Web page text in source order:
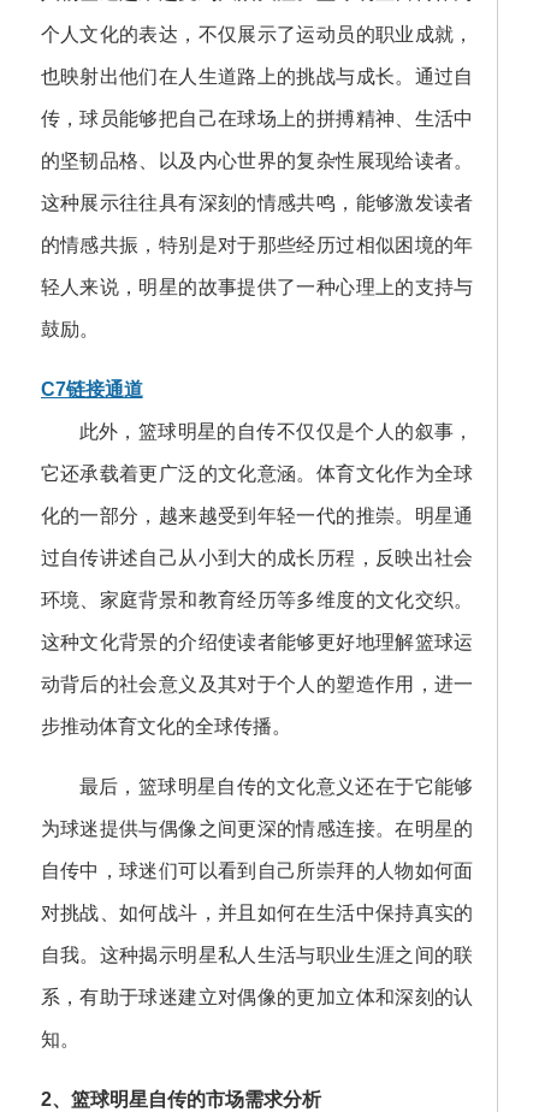
个人文化的表达，不仅展示了运动员的职业成就，
也映射出他们在人生道路上的挑战与成长。通过自
传，球员能够把自己在球场上的拼搏精神、生活中
的坚韧品格、以及内心世界的复杂性展现给读者。
这种展示往往具有深刻的情感共鸣，能够激发读者
的情感共振，特别是对于那些经历过相似困境的年
轻人来说，明星的故事提供了一种心理上的支持与
鼓励。
C7链接通道
此外，篮球明星的自传不仅仅是个人的叙事，
它还承载着更广泛的文化意涵。体育文化作为全球
化的一部分，越来越受到年轻一代的推崇。明星通
过自传讲述自己从小到大的成长历程，反映出社会
环境、家庭背景和教育经历等多维度的文化交织。
这种文化背景的介绍使读者能够更好地理解篮球运
动背后的社会意义及其对于个人的塑造作用，进一
步推动体育文化的全球传播。
最后，篮球明星自传的文化意义还在于它能够
为球迷提供与偶像之间更深的情感连接。在明星的
自传中，球迷们可以看到自己所崇拜的人物如何面
对挑战、如何战斗，并且如何在生活中保持真实的
自我。这种揭示明星私人生活与职业生涯之间的联
系，有助于球迷建立对偶像的更加立体和深刻的认
知。
2、篮球明星自传的市场需求分析